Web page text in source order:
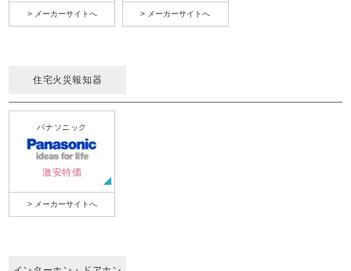
> メーカーサイトへ > メーカーサイトへ
住宅火災報知器
パナソニック
激安特価
> メーカーサイトへ